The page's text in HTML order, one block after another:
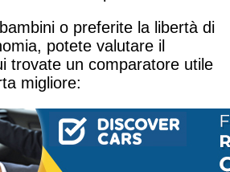
o preferite la libertà di
potete valutare il
trovate un comparatore utile
migliore: